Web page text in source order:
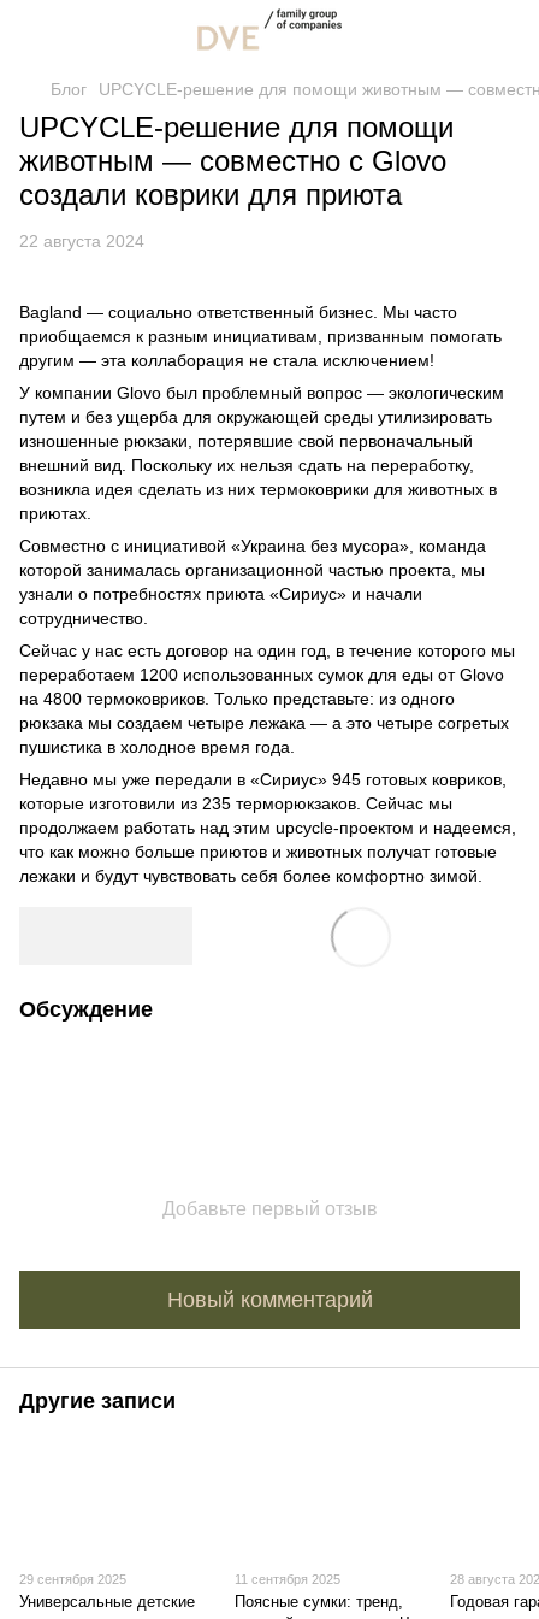
Блог UPCYCLE-решение для помощи животным —
UPCYCLE-решение для помощи
животным — совместно с Glovo
создали коврики для приюта
22 августа 2024
Bagland — социально ответственный бизнес. Мы часто
приобщаемся к разным инициативам, призванным помогать
другим — эта коллаборация не стала исключением!
У компании Glovo был проблемный вопрос — экологическим
путем и без ущерба для окружающей среды утилизировать
изношенные рюкзаки, потерявшие свой первоначальный
внешний вид. Поскольку их нельзя сдать на переработку,
возникла идея сделать из них термоковрики для животных в
приютах.
Совместно с инициативой «Украина без мусора», команда
которой занималась организационной частью проекта, мы
узнали о потребностях приюта «Сириус» и начали
сотрудничество.
Сейчас у нас есть договор на один год, в течение которого мы
переработаем 1200 использованных сумок для еды от Glovo
на 4800 термоковриков. Только представьте: из одного
рюкзака мы создаем четыре лежака — а это четыре согретых
пушистика в холодное время года.
Недавно мы уже передали в «Сириус» 945 готовых ковриков,
которые изготовили из 235 терморюкзаков. Сейчас мы
продолжаем работать над этим upcycle-проектом и надеемся,
что как можно больше приютов и животных получат готовые
лежаки и будут чувствовать себя более комфортно зимой.
Обсуждение
Добавьте первый отзыв
Новый комментарий
Другие записи
29 сентября 2025
Универсальные детские
11 сентября 2025
Поясные сумки: тренд,
28 августа
Годовая